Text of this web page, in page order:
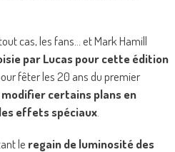
cas, les fans… et Mark Hamill
par Lucas pour cette édition
fêter les 20 ans du premier
modifier certains plans en
effets spéciaux.
le regain de luminosité des